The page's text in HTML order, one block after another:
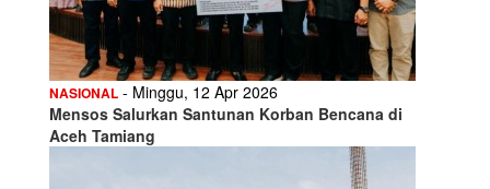
NASIONAL - Minggu, 12 Apr 2026
Mensos Salurkan Santunan Korban Bencana di
Aceh Tamiang